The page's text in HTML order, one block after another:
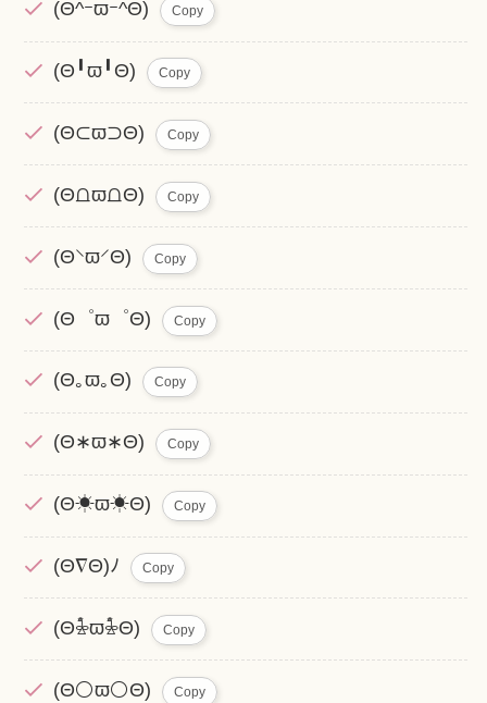
(Θ^ｰϖｰ^Θ) Copy
(Θ╹ϖ╹Θ) Copy
(Θ⊂ϖ⊃Θ) Copy
(Θ⩍ϖ⩍Θ) Copy
(Θ⸌ϖ⸍Θ) Copy
(Θ゜ϖ゜Θ) Copy
(Θ｡ϖ｡Θ) Copy
(Θ∗ϖ∗Θ) Copy
(Θ☀ϖ☀Θ) Copy
(Θ∇Θ)ﾉ Copy
(Θ𖡆ϖ𖡆Θ) Copy
(Θ⚪ϖ⚪Θ) Copy